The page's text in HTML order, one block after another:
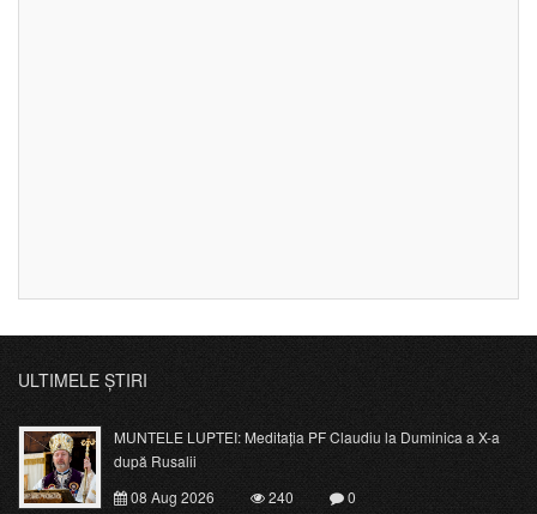
ULTIMELE ȘTIRI
MUNTELE LUPTEI: Meditația PF Claudiu la Duminica a X-a
după Rusalii
08 Aug 2026
240
0